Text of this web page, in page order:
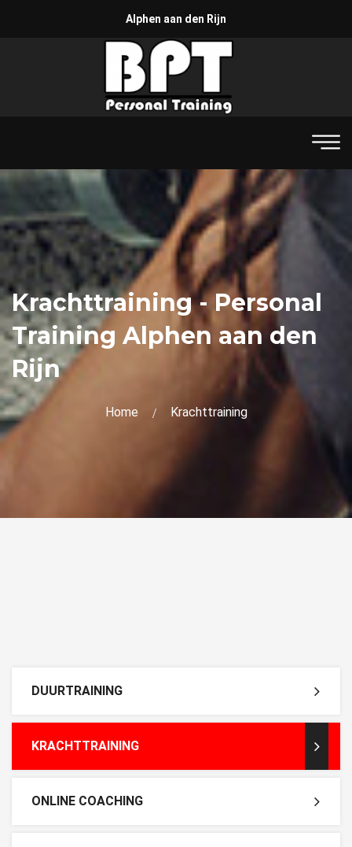
Alphen aan den Rijn
Krachttraining - Personal
Training Alphen aan den
Rijn
Home Krachttraining
DUURTRAINING
KRACHTTRAINING
ONLINE COACHING